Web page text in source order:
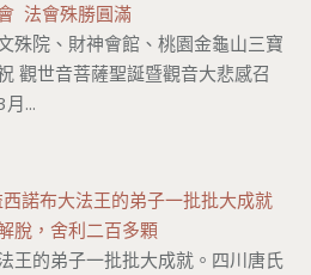
法會殊勝圓滿
殊院、財神會館、桃園金龜山三寶
觀世音菩薩聖誕暨觀音大悲感召
...
諾布大法王的弟子一批批大成就
脫，舍利二百多顆
王的弟子一批批大成就。四川唐氏